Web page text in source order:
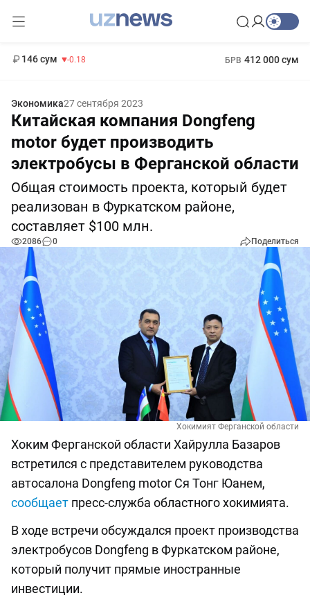
146 сум -0.18 БРВ 412 000 сум
Экономика27 сентября 2023
Китайская компания Dongfeng
motor будет производить
электробусы в Ферганской области
Общая стоимость проекта, который будет
реализован в Фуркатском районе,
составляет $100 млн.
2086 0 Поделиться
Хокимият Ферганской области
Хоким Ферганской области Хайрулла Базаров
встретился с представителем руководства
автосалона Dongfeng motor Ся Тонг Юанем,
сообщает пресс-служба областного хокимията.
В ходе встречи обсуждался проект производства
электробусов Dongfeng в Фуркатском районе,
который получит прямые иностранные
инвестиции.